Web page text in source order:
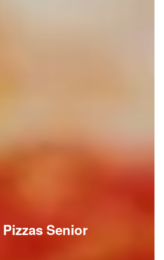
Senior